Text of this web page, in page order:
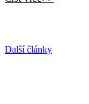
Další články